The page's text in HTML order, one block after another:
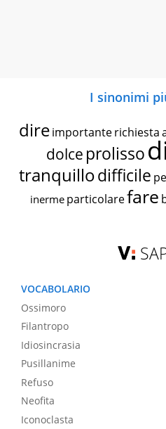
I sinonimi
dire importante richiesta
dolce prolisso
tranquillodifficile
inerme particolarefare
VOCABOLARIO
Ossimoro
Filantropo
Idiosincrasia
Pusillanime
Refuso
Neofita
Iconoclasta